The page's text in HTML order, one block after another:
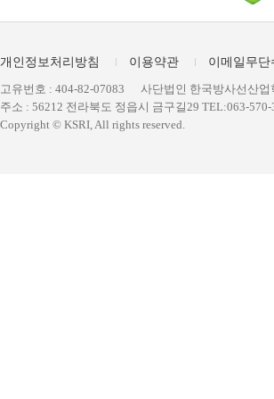
개인정보처리방침 이용약관
이메일무단
고유번호 : 404-82-07083
사단법인 한국방사선산업
주소 : 56212 전라북도 정읍시 금구길29 TEL:063-570-
Copyright © KSRI, All rights reserved.